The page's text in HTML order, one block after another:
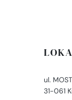
ul.
31-061